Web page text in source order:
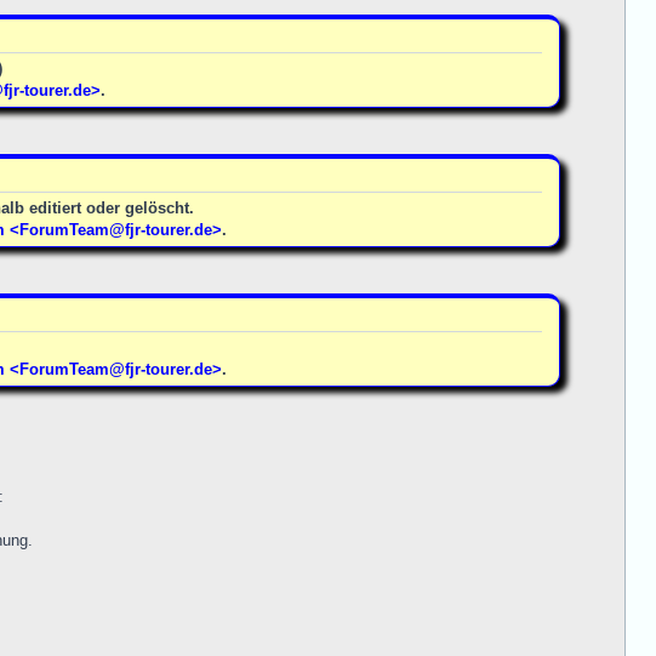
tourer.de>.
editiert oder gelöscht.
<ForumTeam@fjr-tourer.de>.
<ForumTeam@fjr-tourer.de>.